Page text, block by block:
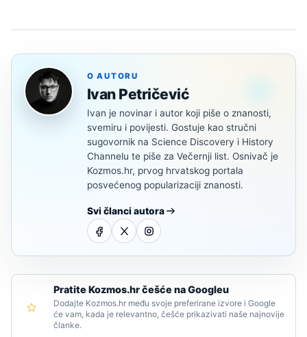
O AUTORU
Ivan Petričević
Ivan je novinar i autor koji piše o znanosti,
svemiru i povijesti. Gostuje kao stručni
sugovornik na Science Discovery i History
Channelu te piše za Večernji list. Osnivač je
Kozmos.hr, prvog hrvatskog portala
posvećenog popularizaciji znanosti.
Svi članci autora
Pratite Kozmos.hr češće na Googleu
Dodajte Kozmos.hr među svoje preferirane izvore i Google
će vam, kada je relevantno, češće prikazivati naše najnovije
članke.